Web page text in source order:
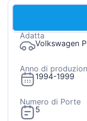
Adatta
Volkswagen
Anno di
1994-1999
Numero di Porte
5